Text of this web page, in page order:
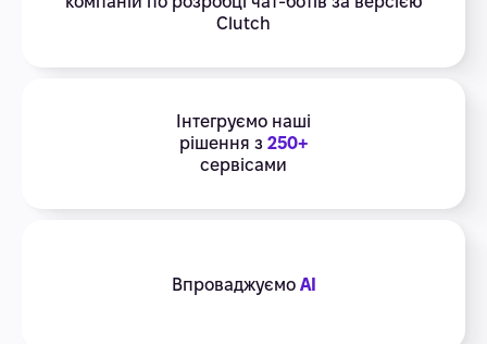
Clutch
Інтегруємо наші
рішення з 250+
сервісами
Впроваджуємо AI